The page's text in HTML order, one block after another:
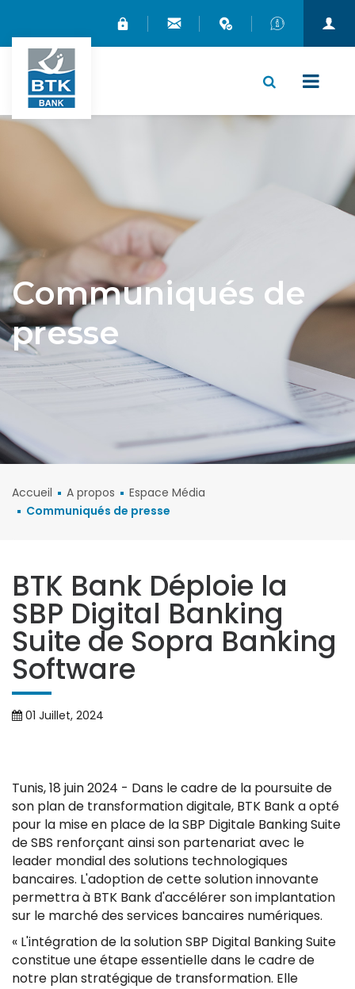
Communiqués de
presse
Accueil A propos
Espace Média
Communiqués de presse
BTK Bank Déploie la
SBP Digital Banking
Suite de Sopra Banking
Software
01 Juillet, 2024
Tunis, 18 juin 2024 - Dans le cadre de la poursuite de
son plan de transformation digitale, BTK Bank a opté
pour la mise en place de la SBP Digitale Banking Suite
de SBS renforçant ainsi son partenariat avec le
leader mondial des solutions technologiques
bancaires. L'adoption de cette solution innovante
permettra à BTK Bank d'accélérer son implantation
sur le marché des services bancaires numériques.
« L'intégration de la solution SBP Digital Banking Suite
constitue une étape essentielle dans le cadre de
notre plan stratégique de transformation. Elle